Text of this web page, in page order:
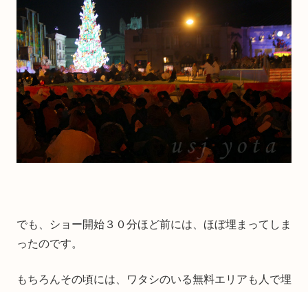
でも、ショー開始３０分ほど前には、ほぼ埋まってしま
ったのです。
もちろんその頃には、ワタシのいる無料エリアも人で埋